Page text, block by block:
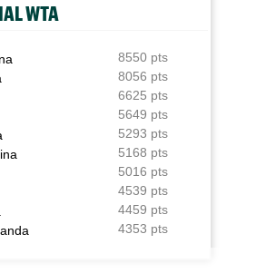
eu de coup de téléphone de
06/08
des conférences de presse
WTA
8550 pts
8056 pts
6625 pts
5649 pts
5293 pts
5168 pts
5016 pts
4539 pts
4459 pts
4353 pts